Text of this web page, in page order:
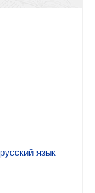
язык